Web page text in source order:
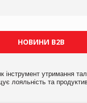
НОВИНИ B2B
інструмент утримання
лояльність та